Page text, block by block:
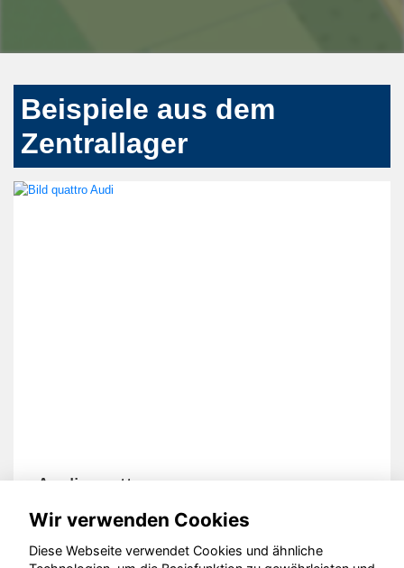
Beispiele aus dem
Zentrallager
Audi quattro
Wir verwenden Cookies
Diese Webseite verwendet Cookies und ähnliche